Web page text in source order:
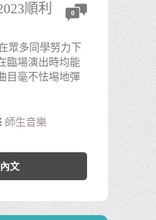
順利
0
眾多同學努力下
臨場演出時均能
目毫不怯埸地彈
師生音樂
文